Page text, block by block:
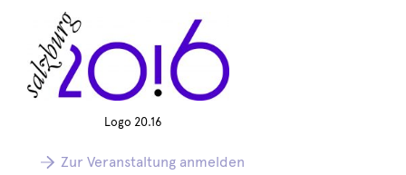
Logo 20.16
Zur Veranstaltung anmelden